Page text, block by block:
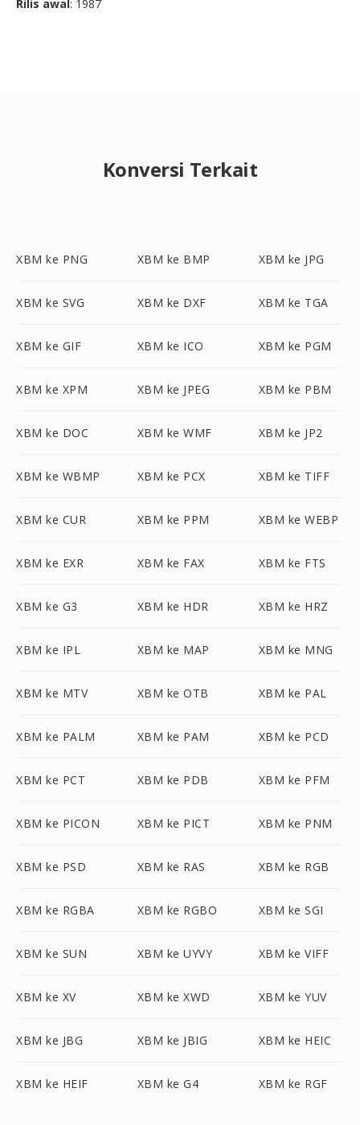
Rilis awal : 1987
Konversi Terkait
XBM ke PNG XBM ke BMP XBM ke JPG
XBM ke SVG XBM ke DXF XBM ke TGA
XBM ke GIF XBM ke ICO XBM ke PGM
XBM ke XPM XBM ke JPEG XBM ke PBM
XBM ke DOC XBM ke WMF XBM ke JP2
XBM ke WBMP XBM ke PCX XBM ke TIFF
XBM ke CUR XBM ke PPM XBM ke WEBP
XBM ke EXR XBM ke FAX XBM ke FTS
XBM ke G3 XBM ke HDR XBM ke HRZ
XBM ke IPL XBM ke MAP XBM ke MNG
XBM ke MTV XBM ke OTB XBM ke PAL
XBM ke PALM XBM ke PAM XBM ke PCD
XBM ke PCT XBM ke PDB XBM ke PFM
XBM ke PICON XBM ke PICT XBM ke PNM
XBM ke PSD XBM ke RAS XBM ke RGB
XBM ke RGBA XBM ke RGBO XBM ke SGI
XBM ke SUN XBM ke UYVY XBM ke VIFF
XBM ke XV XBM ke XWD XBM ke YUV
XBM ke JBG XBM ke JBIG XBM ke HEIC
XBM ke HEIF XBM ke G4 XBM ke RGF